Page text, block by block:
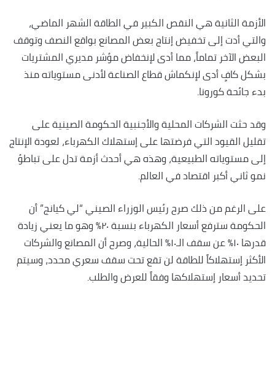
الأزمة الثانية هي النقص الكبير في الطاقة الشهر الماضي،
والتي أدت إلى تخفيض إنتاج بعض المصانع بواقع النصف وتوقف
البعض الآخر تماماً، مما أدى لإنخفاض مؤشر مديري المشتريات
بشكل كافٍ أدى لإنكماش قطاع الصناعة لأدنى مستوياته منذ
بدء جائحة كورونا.
وقد حثت الشركات المحلية والأجنبية الحكومة الصينية على
تقليل القيود التي فرضتها على إستهلاك الكهرباء، لعودة الإنتاج
إلى مستوياته الطبيعية، وهذه هي أحدث أزمة تدل على تباطؤ
نمو ثاني أكبر اقتصاد في العالم.
على الرغم من ذلك صرح رئيس الوزراء الصيني “لي كيانج” أن
الحكومة سترفع أسعار الكهرباء بنسبة ٢٠٪؜ وهو ما يعني زيادة
قدرها ١٠٪؜ عن سقف الـ١٠٪؜ الحالية، وصرح أن المصانع والشركات
الأكثر إستهلاكاً للطاقة لن تقع تحت سقف سعري محدد، وسيتم
تحديد أسعار إستهلاكها وفقاً للعرض والطلب.